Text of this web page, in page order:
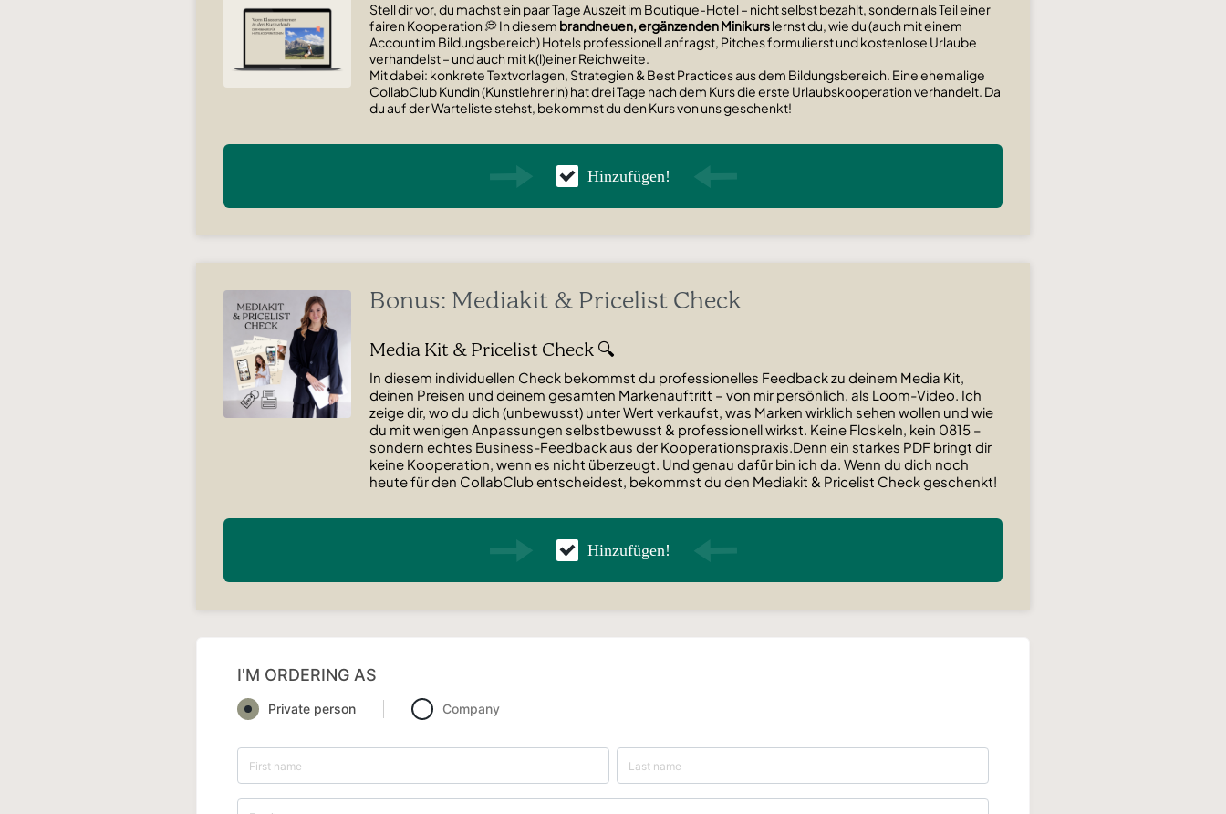
Stell dir vor, du machst ein paar Tage Auszeit im Boutique-Hotel – nicht selbst bezahlt, sondern als Teil einer
fairen Kooperation 💭In diesem brandneuen, ergänzenden Minikurslernst du, wie du (auch mit einem
Account im Bildungsbereich) Hotels professionell anfragst, Pitches formulierst und kostenlose Urlaube
verhandelst – und auch mit k(l)einer Reichweite.
Mit dabei: konkrete Textvorlagen, Strategien & Best Practices aus dem Bildungsbereich. Eine ehemalige
CollabClub Kundin (Kunstlehrerin) hat drei Tage nach dem Kurs die erste Urlaubskooperation verhandelt. Da
du auf der Warteliste stehst, bekommst du den Kurs von uns geschenkt!
Hinzufügen!
Bonus: Mediakit & Pricelist Check
Media Kit & Pricelist Check 🔍
In diesem individuellen Check bekommst du professionelles Feedback zu deinem Media Kit,
deinen Preisen und deinem gesamten Markenauftritt – von mir persönlich, als Loom-Video. Ich
zeige dir, wo du dich (unbewusst) unter Wert verkaufst, was Marken wirklich sehen wollen und wie
du mit wenigen Anpassungen selbstbewusst & professionell wirkst. Keine Floskeln, kein 0815 –
sondern echtes Business-Feedback aus der Kooperationspraxis.Denn ein starkes PDF bringt dir
keine Kooperation, wenn es nicht überzeugt. Und genau dafür bin ich da. Wenn du dich noch
heute für den CollabClub entscheidest, bekommst du den Mediakit & Pricelist Check geschenkt!
Hinzufügen!
I'M ORDERING AS
Private person Company